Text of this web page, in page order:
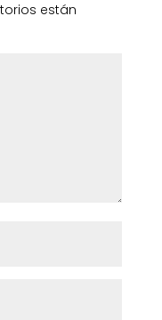
están